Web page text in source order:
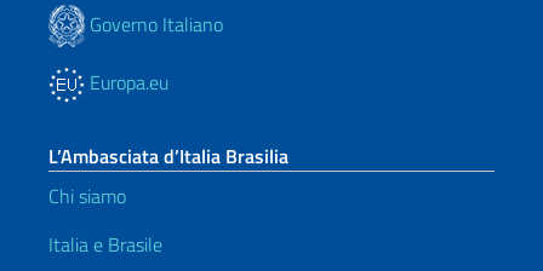
Governo Italiano
Europa.eu
L’Ambasciata d’Italia Brasilia
Chi siamo
Italia e Brasile